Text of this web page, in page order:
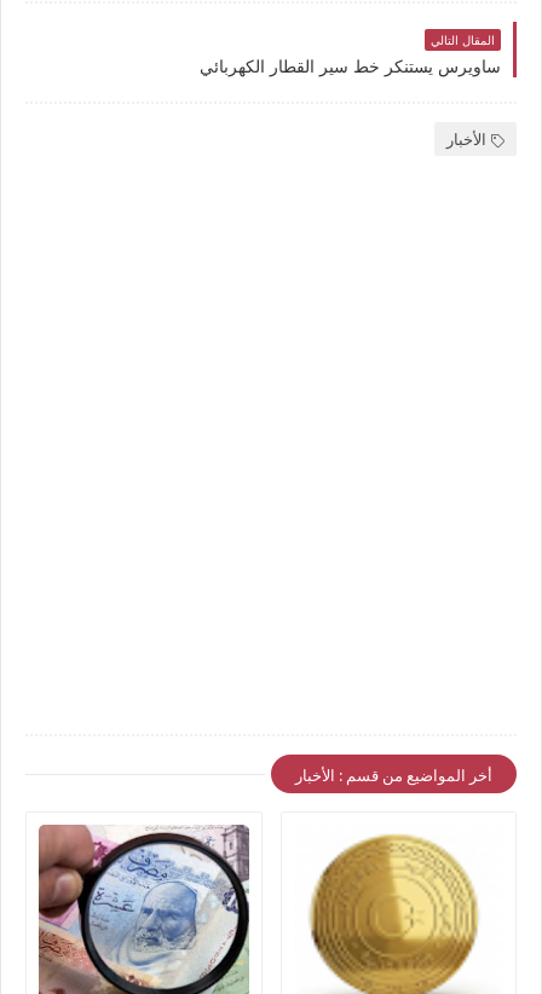
المقال التالي
ساويرس يستنكر خط سير القطار الكهربائي
الأخبار
أخر المواضيع من قسم : الأخبار